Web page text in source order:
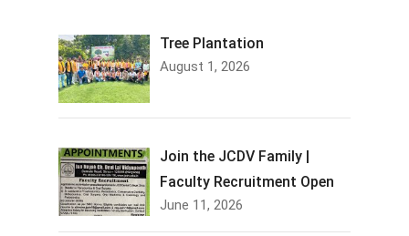
Tree Plantation
August 1, 2026
Join the JCDV Family |
Faculty Recruitment Open
June 11, 2026